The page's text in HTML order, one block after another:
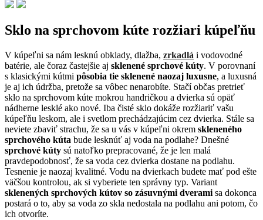
Sklo na sprchovom kúte rozžiari kúpeľňu
V kúpeľni sa nám lesknú obklady, dlažba, zrkadlá i vodovodné
batérie, ale čoraz častejšie aj sklenené sprchové kúty. V porovnaní
s klasickými kútmi pôsobia tie sklenené naozaj luxusne, a luxusná
je aj ich údržba, pretože sa vôbec nenarobíte. Stačí občas pretrieť
sklo na sprchovom kúte mokrou handričkou a dvierka sú opäť
nádherne lesklé ako nové. Iba čisté sklo dokáže rozžiariť vašu
kúpeľňu leskom, ale i svetlom prechádzajúcim cez dvierka. Stále sa
neviete zbaviť strachu, že sa u vás v kúpeľni okrem skleneného
sprchového kúta bude lesknúť aj voda na podlahe? Dnešné
sprchové kúty sú natoľko prepracované, že je len malá
pravdepodobnosť, že sa voda cez dvierka dostane na podlahu.
Tesnenie je naozaj kvalitné. Vodu na dvierkach budete mať pod ešte
väčšou kontrolou, ak si vyberiete ten správny typ. Variant
sklenených sprchových kútov so zásuvnými dverami sa dokonca
postará o to, aby sa voda zo skla nedostala na podlahu ani potom, čo
ich otvoríte.